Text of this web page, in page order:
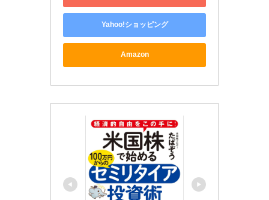
Yahoo!ショッピング
Amazon